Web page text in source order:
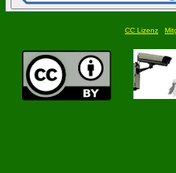
CC Lizenz